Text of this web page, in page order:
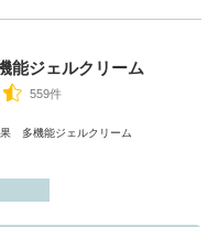
能ジェルクリーム
559件
多機能ジェルクリーム